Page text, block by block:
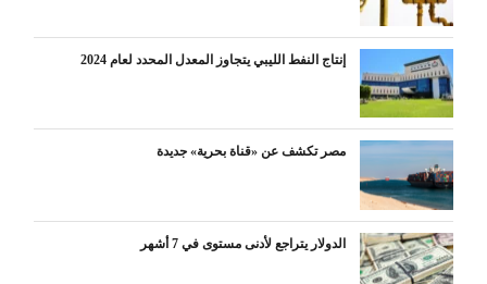
إنتاج النفط الليبي يتجاوز المعدل المحدد لعام 2024
مصر تكشف عن «قناة بحرية» جديدة
الدولار يتراجع لأدنى مستوى في 7 أشهر